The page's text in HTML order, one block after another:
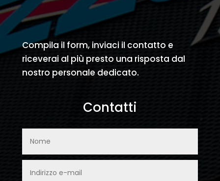
Compila il form, inviaci il contatto e
riceverai al più presto una risposta dal
nostro personale dedicato.
Contatti